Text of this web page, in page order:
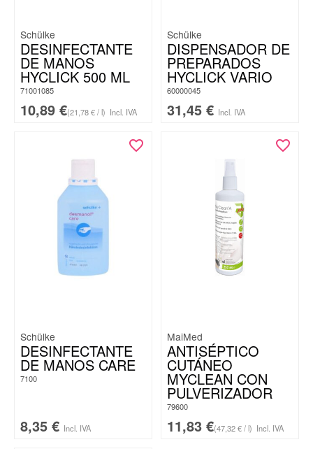
Schülke
DESINFECTANTE
DE MANOS
HYCLICK 500 ML
71001085
10,89 €(21,78 € / l) Incl. IVA
Schülke
DISPENSADOR DE
PREPARADOS
HYCLICK VARIO
60000045
31,45 € Incl. IVA
Schülke
DESINFECTANTE
DE MANOS CARE
7100
8,35 € Incl. IVA
MaiMed
ANTISÉPTICO
CUTÁNEO
MYCLEAN CON
PULVERIZADOR
79600
11,83 €(47,32 € / l) Incl. IVA